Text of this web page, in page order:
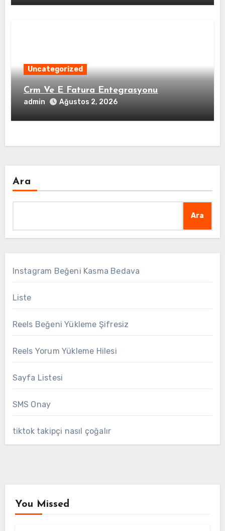
Uncategorized
Crm Ve E Fatura Entegrasyonu
admin Ağustos 2, 2026
Ara
Ara
Instagram Beğeni Kasma Bedava
Liste
Reels Beğeni Yükleme Şifresiz
Reels Yorum Yükleme Hilesi
Sayfa Listesi
SMS Onay
tiktok takipçi nasıl çoğalır
You Missed